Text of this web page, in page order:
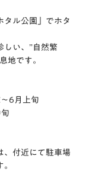
タル公園」でホタ
しい、”自然繁
地です。
6月上旬
、付近にて駐車場